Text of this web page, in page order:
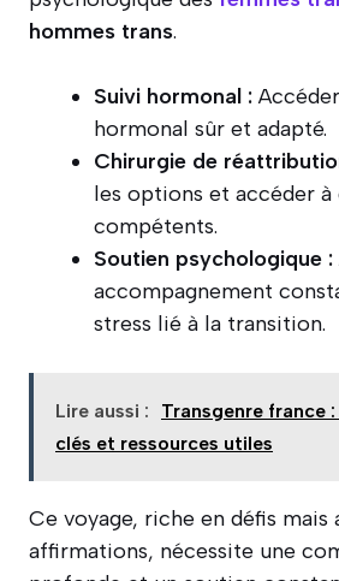
hommes trans.
Suivi hormonal :
hormonal sûr et adapté.
Chirurgie de
les options et accéder à
compétents.
Soutien psychologique :
accompagnement
stress lié à la transition.
Lire aussi :
Transgenre france
clés et ressources utiles
Ce voyage, riche en défis mais
affirmations, nécessite une